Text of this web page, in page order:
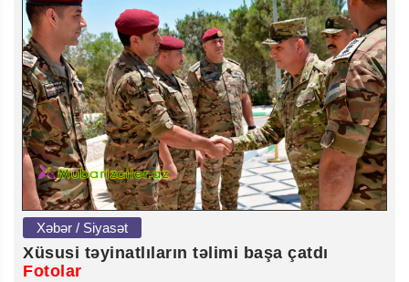
Xəbər / Siyasət
Xüsusi təyinatlıların təlimi başa çatdı
Fotolar